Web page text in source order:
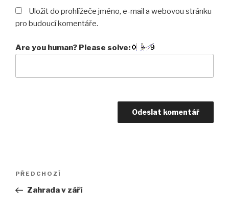
Uložit do prohlížeče jméno, e-mail a webovou stránku
pro budoucí komentáře.
Are you human? Please solve:
Navigace
příspěvek
Předchozí
příspěvek
PŘEDCHOZÍ
Zahrada v září